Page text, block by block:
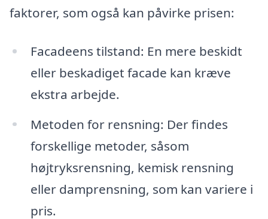
faktorer, som også kan påvirke prisen:
Facadeens tilstand: En mere beskidt
eller beskadiget facade kan kræve
ekstra arbejde.
Metoden for rensning: Der findes
forskellige metoder, såsom
højtryksrensning, kemisk rensning
eller damprensning, som kan variere i
pris.